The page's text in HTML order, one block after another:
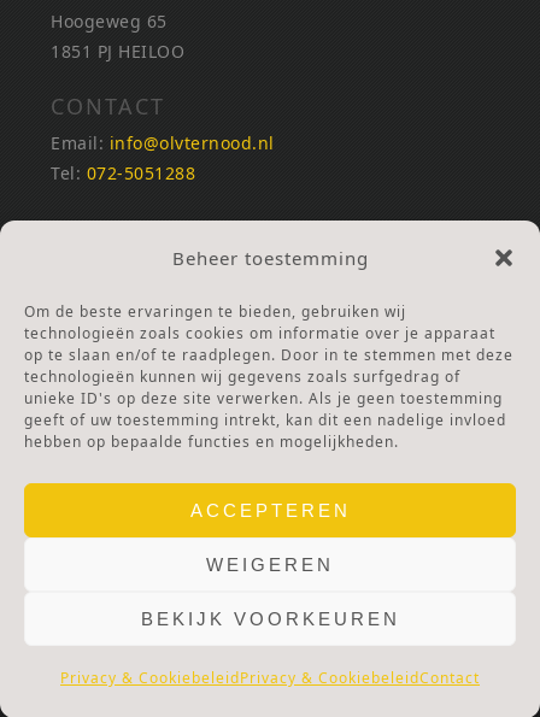
Beheer toestemming
Om de beste ervaringen te bieden, gebruiken wij
technologieën zoals cookies om informatie over je apparaat
op te slaan en/of te raadplegen. Door in te stemmen met deze
technologieën kunnen wij gegevens zoals surfgedrag of
unieke ID's op deze site verwerken. Als je geen toestemming
geeft of uw toestemming intrekt, kan dit een nadelige invloed
hebben op bepaalde functies en mogelijkheden.
ACCEPTEREN
WEIGEREN
BEKIJK VOORKEUREN
Privacy & CookiebeleidPrivacy & CookiebeleidContact
Hoogeweg 65
1851 PJ HEILOO
CONTACT
Email: info@olvternood.nl
Tel: 072-5051288
REKENINGNUMMERS
NL25INGB0000672168
Ga naar Doneren
ANBI Stichting
RSIN nummer:002832987
© 2025 OLV TER NOOD. WEBSITE. PRIVACY & COOKIES.
DISCLAIMER. AVG PROTOCOL.